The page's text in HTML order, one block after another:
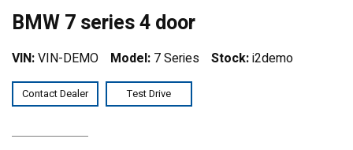
BMW 7 series 4 door
VIN:VIN-DEMO Model: 7 Series Stock:i2demo
Contact Dealer Test Drive